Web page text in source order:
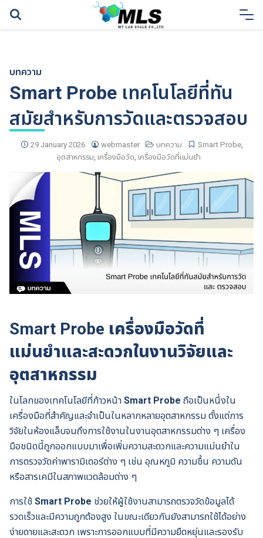
Skip
บทความ
Smart Probe เทคโนโลยีที่ทัน
สมัยสำหรับการวัดและตรวจสอบ
29 January 2026 webmaster บทความ Smart Probe,
อุตสาหกรรม, เครื่องมือวัด, เครื่องมือวัดที่แม่นยำ
Smart Probe เครื่องมือวัดที่
แม่นยำและสะดวกในงานวิจัยและ
อุตสาหกรรม
ในโลกของเทคโนโลยีที่ก้าวหน้า Smart Probe ถือเป็นหนึ่งใน
เครื่องมือที่สำคัญและจำเป็นในหลากหลายอุตสาหกรรม ตั้งแต่การ
วิจัยในห้องแล็บจนถึงการใช้งานในงานอุตสาหกรรมต่าง ๆ เครื่อง
มือชนิดนี้ถูกออกแบบมาเพื่อเพิ่มความสะดวกและความแม่นยำใน
การตรวจวัดค่าพารามิเตอร์ต่าง ๆ เช่น อุณหภูมิ ความชื้น ความดัน
หรือสารเคมีในสภาพแวดล้อมต่าง ๆ
การใช้ Smart Probe ช่วยให้ผู้ใช้งานสามารถตรวจวัดข้อมูลได้
รวดเร็วและมีความถูกต้องสูง ในขณะเดียวกันยังสามารถใช้ได้อย่าง
ง่ายดายและสะดวก เพราะการออกแบบที่มีความยืดหยุ่นและรองรับ